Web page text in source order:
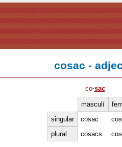
cosac -
co·sac
masculí
singular
cosac
plural
cosacs